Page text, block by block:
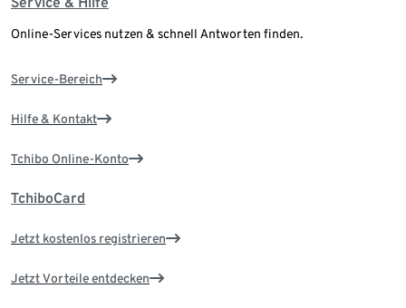
Online-Services nutzen & schnell Antworten finden.
Service-Bereich
Hilfe & Kontakt
Tchibo Online-Konto
TchiboCard
Jetzt kostenlos registrieren
Jetzt Vorteile entdecken